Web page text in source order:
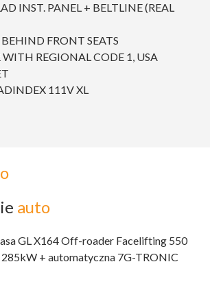
INST. PANEL + BELTLINE (REAL
FRONT SEATS
WITH REGIONAL CODE 1, USA
111V XL
auto
GL X164 Off-roader Facelifting 550
+ automatyczna 7G-TRONIC